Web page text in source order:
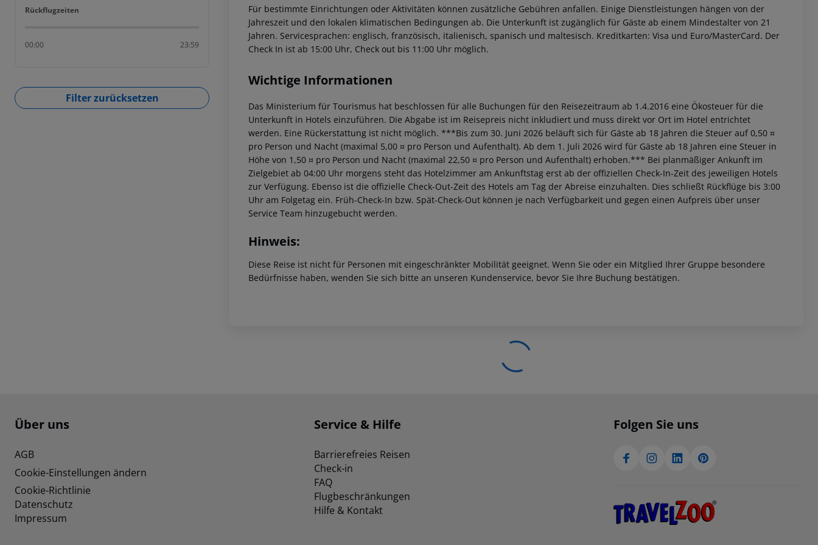
Rückflugzeiten
Rückflugzeiten
00:00 23:59
Filter zurücksetzen
Für bestimmte Einrichtungen oder Aktivitäten können zusätzliche Gebühren anfallen. Einige Dienstleistungen hängen von der
Jahreszeit und den lokalen klimatischen Bedingungen ab. Die Unterkunft ist zugänglich für Gäste ab einem Mindestalter von 21
Jahren. Servicesprachen: englisch, französisch, italienisch, spanisch und maltesisch. Kreditkarten: Visa und Euro/MasterCard. Der
Check In ist ab 15:00 Uhr, Check out bis 11:00 Uhr möglich.
Wichtige Informationen
Das Ministerium für Tourismus hat beschlossen für alle Buchungen für den Reisezeitraum ab 1.4.2016 eine Ökosteuer für die
Unterkunft in Hotels einzuführen. Die Abgabe ist im Reisepreis nicht inkludiert und muss direkt vor Ort im Hotel entrichtet
werden. Eine Rückerstattung ist nicht möglich. ***Bis zum 30. Juni 2026 beläuft sich für Gäste ab 18 Jahren die Steuer auf 0,50 ¤
pro Person und Nacht (maximal 5,00 ¤ pro Person und Aufenthalt). Ab dem 1. Juli 2026 wird für Gäste ab 18 Jahren eine Steuer in
Höhe von 1,50 ¤ pro Person und Nacht (maximal 22,50 ¤ pro Person und Aufenthalt) erhoben.*** Bei planmäßiger Ankunft im
Zielgebiet ab 04:00 Uhr morgens steht das Hotelzimmer am Ankunftstag erst ab der offiziellen Check-In-Zeit des jeweiligen Hotels
zur Verfügung. Ebenso ist die offizielle Check-Out-Zeit des Hotels am Tag der Abreise einzuhalten. Dies schließt Rückflüge bis 3:00
Uhr am Folgetag ein. Früh-Check-In bzw. Spät-Check-Out können je nach Verfügbarkeit und gegen einen Aufpreis über unser
Service Team hinzugebucht werden.
Hinweis:
Diese Reise ist nicht für Personen mit eingeschränkter Mobilität geeignet. Wenn Sie oder ein Mitglied Ihrer Gruppe besondere
Bedürfnisse haben, wenden Sie sich bitte an unseren Kundenservice, bevor Sie Ihre Buchung bestätigen.
Footer navigation
Über uns
AGB
Cookie-Einstellungen ändern
Cookie-Richtlinie
Datenschutz
Impressum
Service & Hilfe
Barrierefreies Reisen
Check-in
FAQ
Flugbeschränkungen
Hilfe & Kontakt
Folgen Sie uns